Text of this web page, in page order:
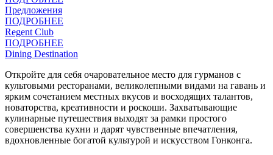
Предложения
ПОДРОБНЕЕ
Regent Club
ПОДРОБНЕЕ
Dining Destination
Откройте для себя очаровательное место для гурманов с
культовыми ресторанами, великолепными видами на гавань и
ярким сочетанием местных вкусов и восходящих талантов,
новаторства, креативности и роскоши. Захватывающие
кулинарные путешествия выходят за рамки простого
совершенства кухни и дарят чувственные впечатления,
вдохновленные богатой культурой и искусством Гонконга.